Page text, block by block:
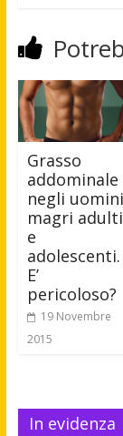
Grasso
addominale
negli uomini
magri adulti
e
adolescenti.
E’
pericoloso?
19 Novembre
2015
In evidenza